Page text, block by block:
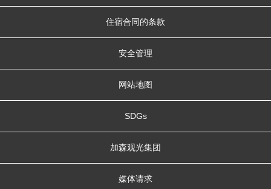
住宿合同的条款
安全管理
网站地图
SDGs
加森观光集团
媒体请求